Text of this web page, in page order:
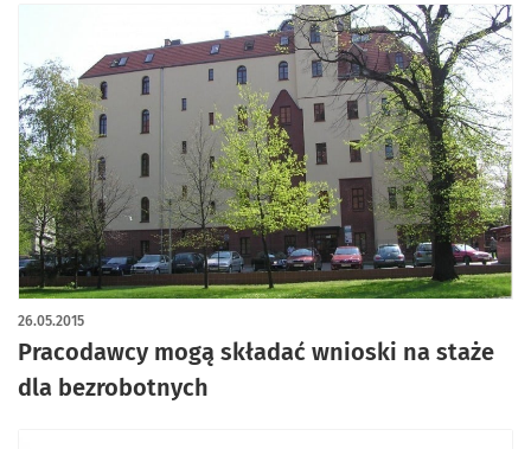
Pracodawcy mogą składać wnioski na staże
dla bezrobotnych
26.05.2015